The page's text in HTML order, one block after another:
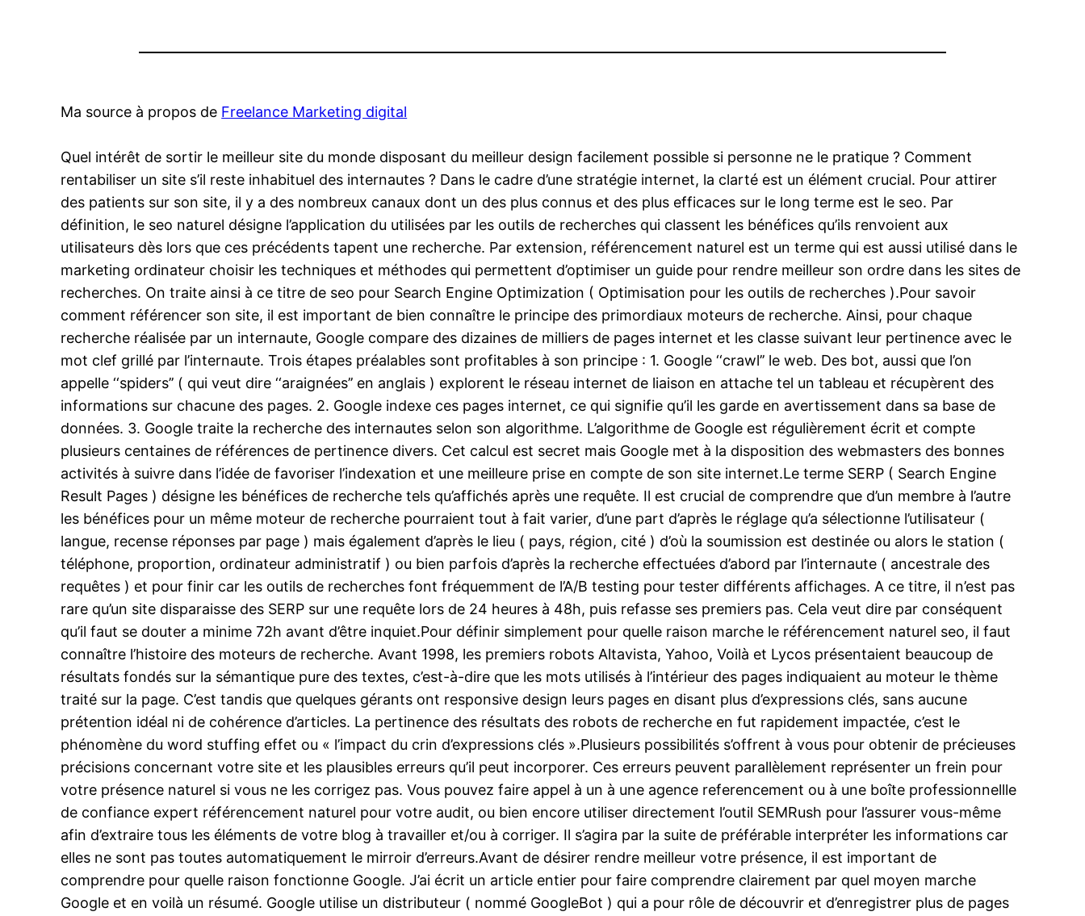
Ma source à propos de Freelance Marketing digital
Quel intérêt de sortir le meilleur site du monde disposant du meilleur design facilement possible si personne ne le pratique ? Comment
rentabiliser un site s’il reste inhabituel des internautes ? Dans le cadre d’une stratégie internet, la clarté est un élément crucial. Pour attirer
des patients sur son site, il y a des nombreux canaux dont un des plus connus et des plus efficaces sur le long terme est le seo. Par
définition, le seo naturel désigne l’application du utilisées par les outils de recherches qui classent les bénéfices qu’ils renvoient aux
utilisateurs dès lors que ces précédents tapent une recherche. Par extension, référencement naturel est un terme qui est aussi utilisé dans le
marketing ordinateur choisir les techniques et méthodes qui permettent d’optimiser un guide pour rendre meilleur son ordre dans les sites de
recherches. On traite ainsi à ce titre de seo pour Search Engine Optimization ( Optimisation pour les outils de recherches ).Pour savoir
comment référencer son site, il est important de bien connaître le principe des primordiaux moteurs de recherche. Ainsi, pour chaque
recherche réalisée par un internaute, Google compare des dizaines de milliers de pages internet et les classe suivant leur pertinence avec le
mot clef grillé par l’internaute. Trois étapes préalables sont profitables à son principe : 1. Google ‘‘crawl’’ le web. Des bot, aussi que l’on
appelle ‘‘spiders’’ ( qui veut dire ‘‘araignées’’ en anglais ) explorent le réseau internet de liaison en attache tel un tableau et récupèrent des
informations sur chacune des pages. 2. Google indexe ces pages internet, ce qui signifie qu’il les garde en avertissement dans sa base de
données. 3. Google traite la recherche des internautes selon son algorithme. L’algorithme de Google est régulièrement écrit et compte
plusieurs centaines de références de pertinence divers. Cet calcul est secret mais Google met à la disposition des webmasters des bonnes
activités à suivre dans l’idée de favoriser l’indexation et une meilleure prise en compte de son site internet.Le terme SERP ( Search Engine
Result Pages ) désigne les bénéfices de recherche tels qu’affichés après une requête. Il est crucial de comprendre que d’un membre à l’autre
les bénéfices pour un même moteur de recherche pourraient tout à fait varier, d’une part d’après le réglage qu’a sélectionne l’utilisateur (
langue, recense réponses par page ) mais également d’après le lieu ( pays, région, cité ) d’où la soumission est destinée ou alors le station (
téléphone, proportion, ordinateur administratif ) ou bien parfois d’après la recherche effectuées d’abord par l’internaute ( ancestrale des
requêtes ) et pour finir car les outils de recherches font fréquemment de l’A/B testing pour tester différents affichages. A ce titre, il n’est pas
rare qu’un site disparaisse des SERP sur une requête lors de 24 heures à 48h, puis refasse ses premiers pas. Cela veut dire par conséquent
qu’il faut se douter a minime 72h avant d’être inquiet.Pour définir simplement pour quelle raison marche le référencement naturel seo, il faut
connaître l’histoire des moteurs de recherche. Avant 1998, les premiers robots Altavista, Yahoo, Voilà et Lycos présentaient beaucoup de
résultats fondés sur la sémantique pure des textes, c’est-à-dire que les mots utilisés à l’intérieur des pages indiquaient au moteur le thème
traité sur la page. C’est tandis que quelques gérants ont responsive design leurs pages en disant plus d’expressions clés, sans aucune
prétention idéal ni de cohérence d’articles. La pertinence des résultats des robots de recherche en fut rapidement impactée, c’est le
phénomène du word stuffing effet ou « l’impact du crin d’expressions clés ».Plusieurs possibilités s’offrent à vous pour obtenir de précieuses
précisions concernant votre site et les plausibles erreurs qu’il peut incorporer. Ces erreurs peuvent parallèlement représenter un frein pour
votre présence naturel si vous ne les corrigez pas. Vous pouvez faire appel à un à une agence referencement ou à une boîte professionnellle
de confiance expert référencement naturel pour votre audit, ou bien encore utiliser directement l’outil SEMRush pour l’assurer vous-même
afin d’extraire tous les éléments de votre blog à travailler et/ou à corriger. Il s’agira par la suite de préférable interpréter les informations car
elles ne sont pas toutes automatiquement le mirroir d’erreurs.Avant de désirer rendre meilleur votre présence, il est important de
comprendre pour quelle raison fonctionne Google. J’ai écrit un article entier pour faire comprendre clairement par quel moyen marche
Google et en voilà un résumé. Google utilise un distributeur ( nommé GoogleBot ) qui a pour rôle de découvrir et d’enregistrer plus de pages